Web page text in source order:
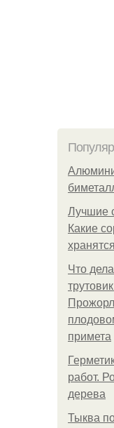
Лучшие
Какие
Что
примета
работ.
дерева
Тыква